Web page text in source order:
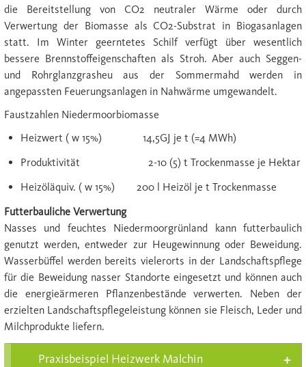
die Bereitstellung von CO2 neutraler Wärme oder durch
Verwertung der Biomasse als CO2-Substrat in Biogasanlagen
statt. Im Winter geerntetes Schilf verfügt über wesentlich
bessere Brennstoffeigenschaften als Stroh. Aber auch Seggen-
und Rohrglanzgrasheu aus der Sommermahd werden in
angepassten Feuerungsanlagen in Nahwärme umgewandelt.
Faustzahlen Niedermoorbiomasse
Heizwert ( w 15%) 14,5GJ je t (=4 MWh)
Produktivität 2-10 (5) t Trockenmasse je Hektar
Heizöläquiv. ( w 15%) 200 l Heizöl je t Trockenmasse
Futterbauliche Verwertung
Nasses und feuchtes Niedermoorgrünland kann futterbaulich
genutzt werden, entweder zur Heugewinnung oder Beweidung.
Wasserbüffel werden bereits vielerorts in der Landschaftspflege
für die Beweidung nasser Standorte eingesetzt und können auch
die energieärmeren Pflanzenbestände verwerten. Neben der
erzielten Landschaftspflegeleistung können sie Fleisch, Leder und
Milchprodukte liefern.
Praxisbeispiel Heizwerk Malchin